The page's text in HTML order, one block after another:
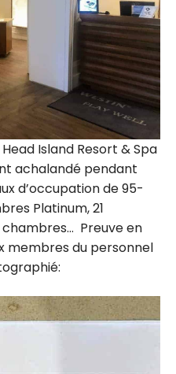
Island Resort & Spa
achalandé pendant
d’occupation de 95-
Platinum, 21
chambres… Preuve en
membres du personnel